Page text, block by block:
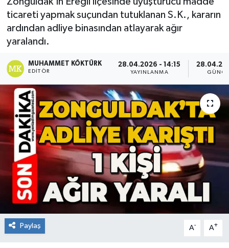
ticareti yapmak suçundan tutuklanan S.K., kararın
ardından adliye binasından atlayarak ağır
yaralandı.
MUHAMMET KÖKTÜRK
EDITÖR
28.04.2026 - 14:15
YAYINLANMA
Paylaş A- A+
SİYASET
SPOR
GÜNCEL
RESMİ İLAN
Künye
Son Dakika Haberleri